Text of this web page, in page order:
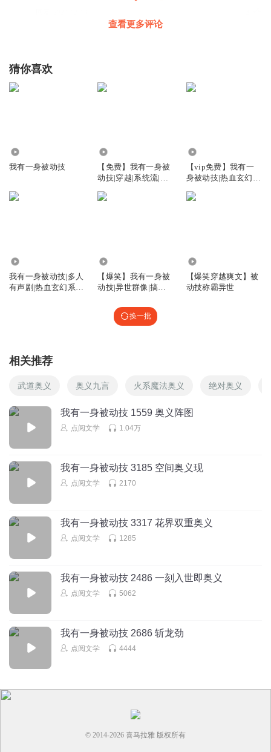
查看更多评论
猜你喜欢
我有一身被动技
【免费】我有一身被
动技|穿越|系统流|修
【vip免费】我有一
身被动技|热血玄幻|
我有一身被动技|多人
有声剧|热血玄幻系统
【爆笑】我有一身被
动技|异世群像|搞笑
有声剧
【爆笑穿越爽文】被
动技称霸异世
换一批
相关推荐
武道奥义 奥义九言 火系魔法奥义 绝对奥义
我有一身被动技 1559 奥义阵图
点阅文学 1.04万
我有一身被动技 3185 空间奥义现
点阅文学 2170
我有一身被动技 3317 花界双重奥义
点阅文学 1285
我有一身被动技 2486 一刻入世即奥义
点阅文学 5062
我有一身被动技 2686 斩龙劲
点阅文学 4444
© 2014-2026 喜马拉雅 版权所有